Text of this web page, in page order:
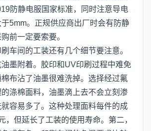
防静电服国家标准，同时注意导电
5mm。正规供应商出厂时会有防静
前一定要索要。
车间的工装还有几个细节要注意。
墨附着。胶印和UV印刷过程中难免
布沾了油墨很难洗掉。选择经过氟
涤棉面料，油墨滴上去不会立刻渗
容易多了。这种处理面料每件的成
，但延长了工装的使用寿命。第二，